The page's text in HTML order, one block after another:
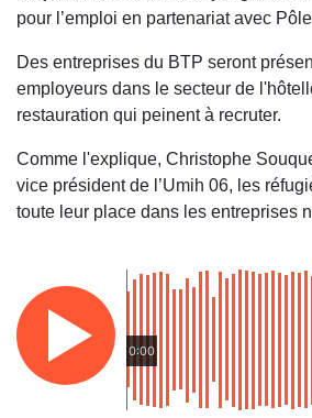
pour l’emploi en partenariat avec
Des entreprises du BTP seront
employeurs dans le secteur de
restauration qui peinent à recruter.
Comme l'explique, Christophe
vice président de l’Umih 06, les
toute leur place dans les entreprises
0:00